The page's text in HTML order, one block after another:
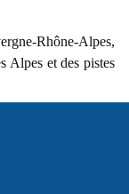
Rhône-Alpes,
Alpes et des pistes